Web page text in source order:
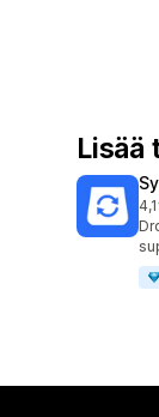
Lisää
4,1